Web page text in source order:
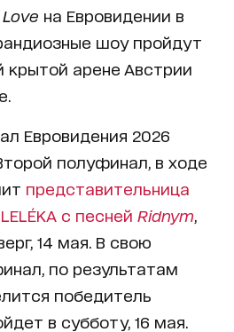
на Евровидении в
шоу пройдут
арене Австрии
Евровидения 2026
полуфинал, в ходе
представительница
с песней Ridnym
14 мая. В свою
по результатам
победитель
в субботу, 16 мая.